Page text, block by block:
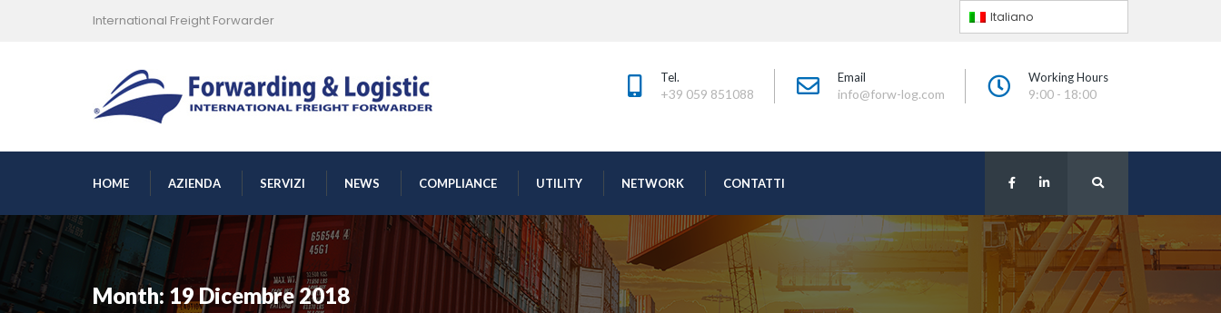
International Freight Forwarder Italiano
Tel.
+39 059 851088
Email
info@forw-log.com
Working Hour
9:00 - 18:00
HOME AZIENDA SERVIZI NEWS COMPLIANCE UTILITY NETWORK CONTATTI
Month: 19 Dicembre 2018